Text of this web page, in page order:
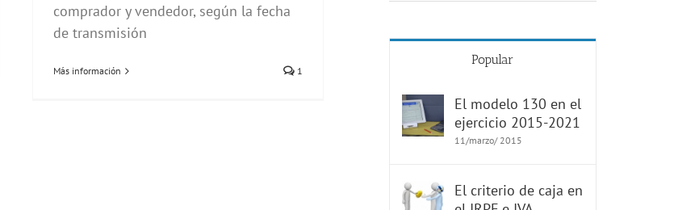
comprador y vendedor, según la fecha
de transmisión
Más información 1
Popular
El modelo 130 en el
ejercicio 2015-2021
11/marzo/ 2015
El criterio de caja en